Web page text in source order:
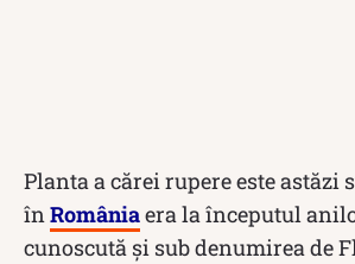
Planta a cărei rupere este astăzi
în Româniaera la începutul
cunoscută și sub denumirea de